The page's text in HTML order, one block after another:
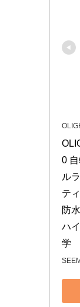
0
ル
テ
防
ハ
学